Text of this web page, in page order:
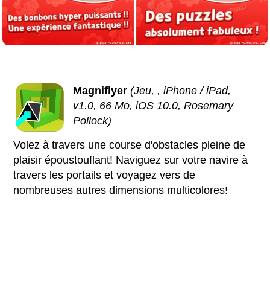
Magniflyer (Jeu, , iPhone / iPad,
v1.0, 66 Mo, iOS 10.0, Rosemary
Pollock)
Volez à travers une course d'obstacles pleine de
plaisir époustouflant! Naviguez sur votre navire à
travers les portails et voyagez vers de
nombreuses autres dimensions multicolores!